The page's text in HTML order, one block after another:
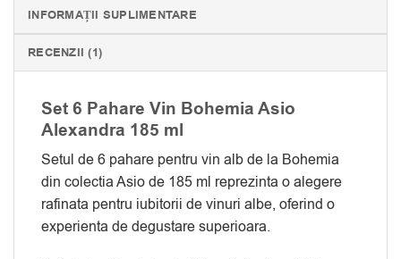
INFORMAȚII SUPLIMENTARE
RECENZII (1)
Set 6 Pahare Vin Bohemia Asio
Alexandra 185 ml
Setul de 6 pahare pentru vin alb de la Bohemia
din colectia Asio de 185 ml reprezinta o alegere
rafinata pentru iubitorii de vinuri albe, oferind o
experienta de degustare superioara.